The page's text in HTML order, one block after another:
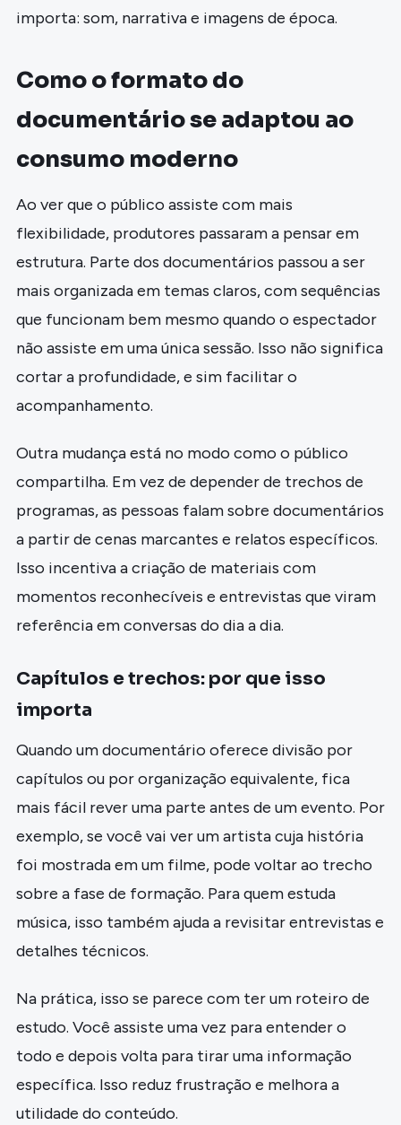
importa: som, narrativa e imagens de época.
Como o formato do
documentário se adaptou ao
consumo moderno
Ao ver que o público assiste com mais
flexibilidade, produtores passaram a pensar em
estrutura. Parte dos documentários passou a ser
mais organizada em temas claros, com sequências
que funcionam bem mesmo quando o espectador
não assiste em uma única sessão. Isso não significa
cortar a profundidade, e sim facilitar o
acompanhamento.
Outra mudança está no modo como o público
compartilha. Em vez de depender de trechos de
programas, as pessoas falam sobre documentários
a partir de cenas marcantes e relatos específicos.
Isso incentiva a criação de materiais com
momentos reconhecíveis e entrevistas que viram
referência em conversas do dia a dia.
Capítulos e trechos: por que isso
importa
Quando um documentário oferece divisão por
capítulos ou por organização equivalente, fica
mais fácil rever uma parte antes de um evento. Por
exemplo, se você vai ver um artista cuja história
foi mostrada em um filme, pode voltar ao trecho
sobre a fase de formação. Para quem estuda
música, isso também ajuda a revisitar entrevistas e
detalhes técnicos.
Na prática, isso se parece com ter um roteiro de
estudo. Você assiste uma vez para entender o
todo e depois volta para tirar uma informação
específica. Isso reduz frustração e melhora a
utilidade do conteúdo.